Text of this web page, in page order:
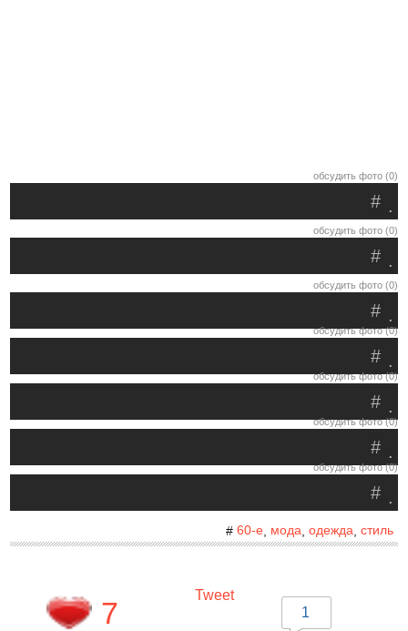
обсудить фото (0)
.
#
обсудить фото (0)
.
#
обсудить фото (0)
.
#
обсудить фото (0)
.
#
обсудить фото (0)
.
#
обсудить фото (0)
.
#
обсудить фото (0)
.
#
# 60-е, мода, одежда, стиль
7
Tweet
1